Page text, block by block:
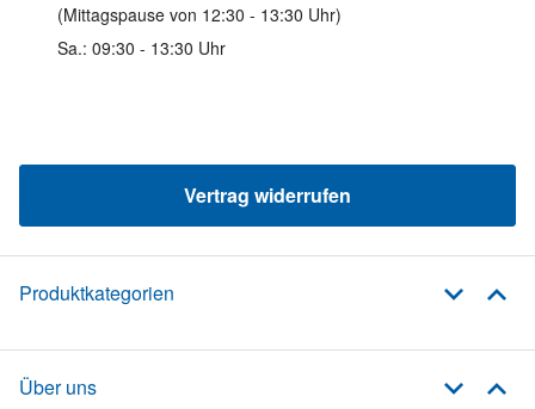
(Mittagspause von 12:30 - 13:30 Uhr)
Sa.: 09:30 - 13:30 Uhr
Vertrag widerrufen
Produktkategorien
Über uns